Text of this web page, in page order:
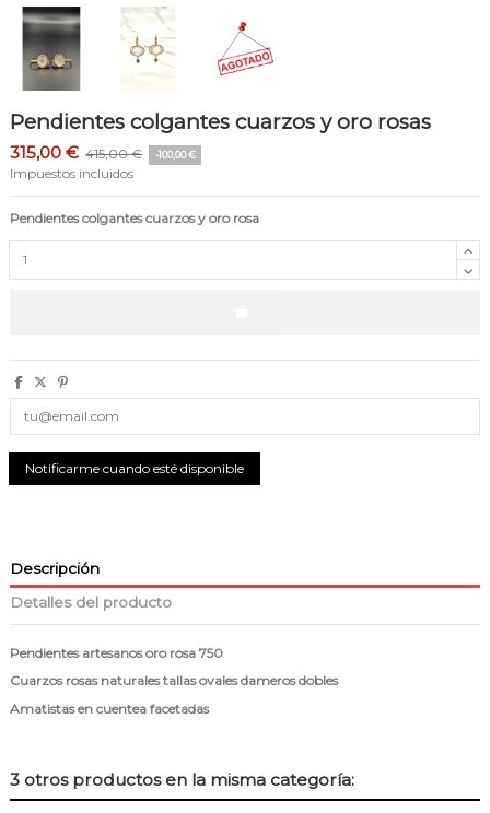
Pendientes colgantes cuarzos y oro rosas
315,00 € 415,00 € -100,00 €
Impuestos incluidos
Pendientes colgantes cuarzos y oro rosa
Descripción
Detalles del producto
Pendientes artesanos oro rosa 750
Cuarzos rosas naturales tallas ovales dameros dobles
Amatistas en cuentea facetadas
3 otros productos en la misma categoría: